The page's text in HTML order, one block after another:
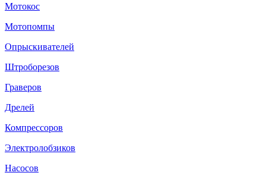
Мотокос
Мотопомпы
Опрыскивателей
Штроборезов
Граверов
Дрелей
Компрессоров
Электролобзиков
Насосов